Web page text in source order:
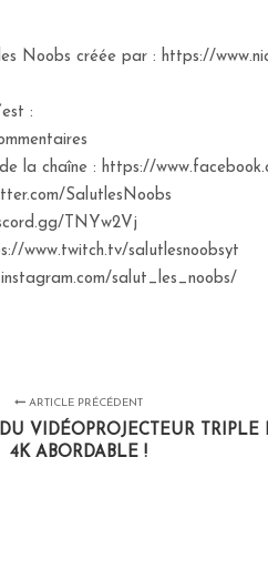
Noobs créée par : https://
:
la chaîne : https://
SalutlesNoobs
TNYw2Vj
www.twitch.tv/salutlesnoobsyt
salut_les_noobs/
ARTICLE PRÉCÉDENT
VIDÉOPROJECTEUR TRIPLE
4K ABORDABLE !